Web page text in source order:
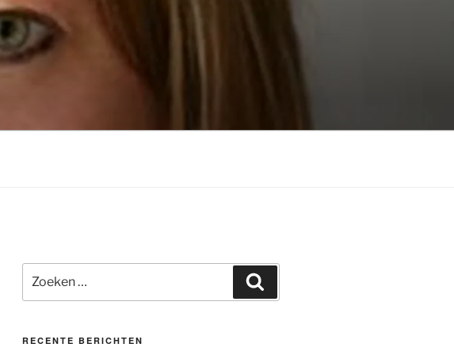
naar:
RECENTE BERICHTEN